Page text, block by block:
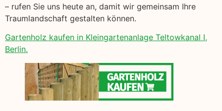
– rufen Sie uns heute an, damit wir gemeinsam Ihre
Traumlandschaft gestalten können.
Gartenholz kaufen in Kleingartenanlage Teltowkanal I,
Berlin.